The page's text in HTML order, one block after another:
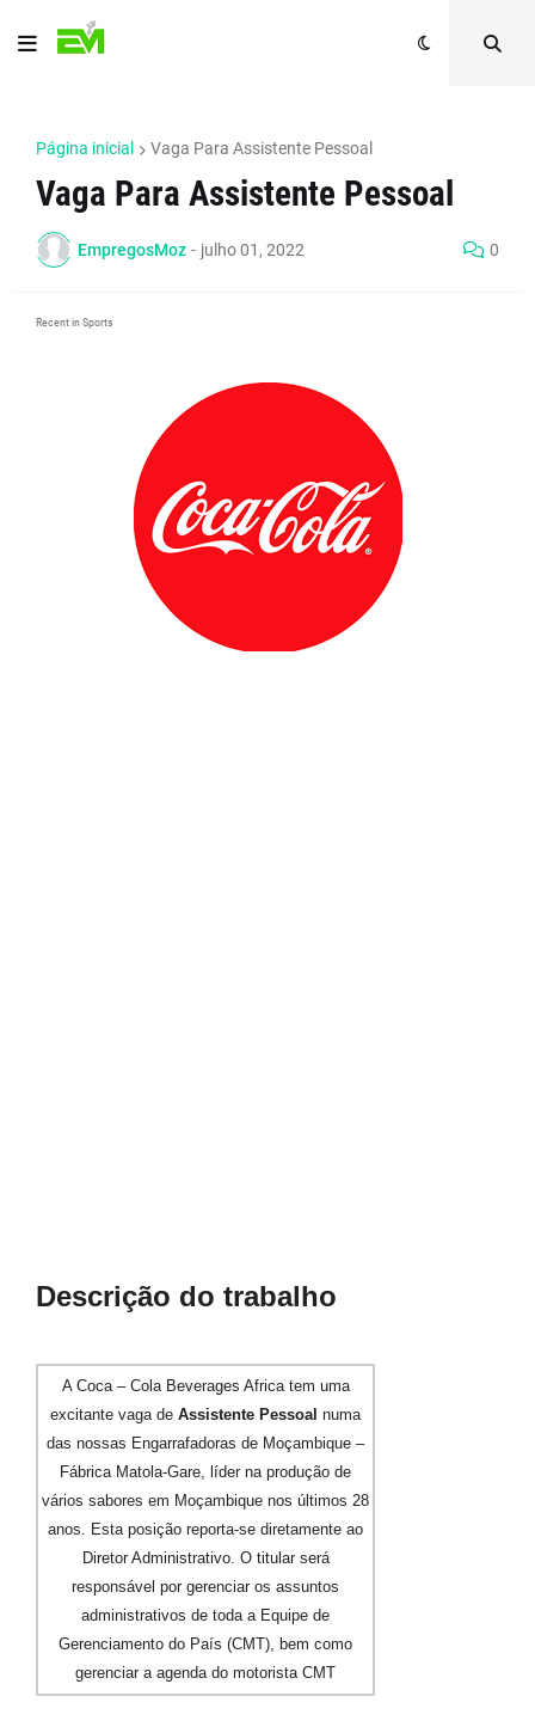
Página inicial Vaga Para Assistente Pessoal
Vaga Para Assistente Pessoal
EmpregosMoz - julho 01, 2022 0
Recent in Sports
Descrição do trabalho
A Coca – Cola Beverages Africa tem uma
excitante vaga de Assistente Pessoal numa
das nossas Engarrafadoras de Moçambique –
Fábrica Matola-Gare, líder na produção de
vários sabores em Moçambique nos últimos 28
anos. Esta posição reporta-se diretamente ao
Diretor Administrativo. O titular será
responsável por gerenciar os assuntos
administrativos de toda a Equipe de
Gerenciamento do País (CMT), bem como
gerenciar a agenda do motorista CMT